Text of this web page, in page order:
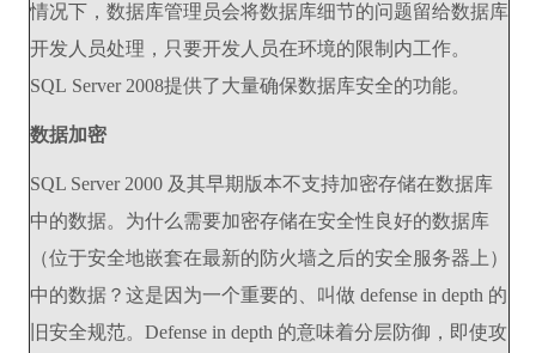
情况下，数据库管理员会将数据库细节的问题留给数据库
开发人员处理，只要开发人员在环境的限制内工作。
SQL Server 2008提供了大量确保数据库安全的功能。
数据加密
SQL Server 2000 及其早期版本不支持加密存储在数据库
中的数据。为什么需要加密存储在安全性良好的数据库
（位于安全地嵌套在最新的防火墙之后的安全服务器上）
中的数据？这是因为一个重要的、叫做 defense in depth 的
旧安全规范。Defense in depth 的意味着分层防御，即使攻